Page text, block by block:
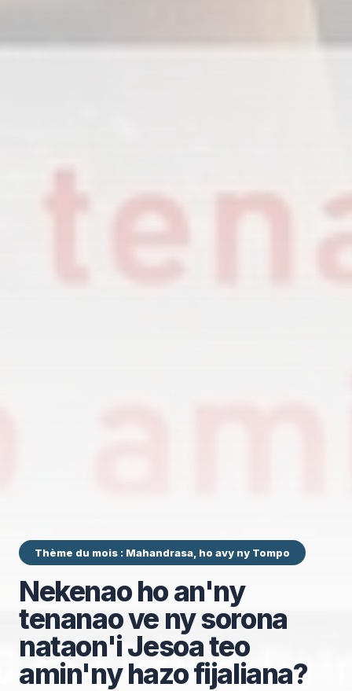
Thème du mois : Mahandrasa, ho avy ny Tompo
Nekenao ho an'ny
tenanao ve ny sorona
nataon'i Jesoa teo
amin'ny hazo fijaliana?